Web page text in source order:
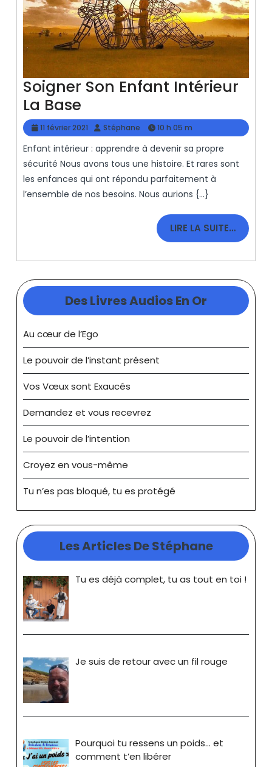
Soigner Son Enfant Intérieur
La Base
Son
Enfant
Intérieur
La
Base
11 février 2021
11
février
2021
Stéphane Stéphane
10 h 05 m
Enfant intérieur : apprendre à devenir sa propre
sécurité Nous avons tous une histoire. Et rares sont
les enfances qui ont répondu parfaitement à
l’ensemble de nos besoins. Nous aurions {...}
LIRE LA SUITE…LIRE
LA
Des Livres Audios En Or
Au cœur de l’Ego
Le pouvoir de l’instant présent
Vos Vœux sont Exaucés
Demandez et vous recevrez
Le pouvoir de l’intention
Croyez en vous-même
Tu n’es pas bloqué, tu es protégé
Les Articles De Stéphane
Tu es déjà complet, tu as tout en toi !
Je suis de retour avec un fil rouge
Pourquoi tu ressens un poids… et
comment t’en libérer